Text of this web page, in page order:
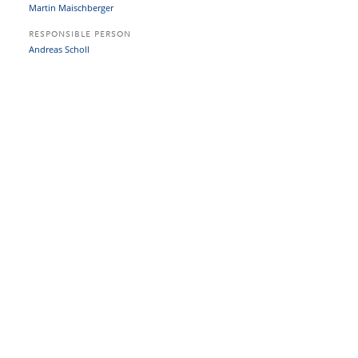
Martin Maischberger
RESPONSIBLE PERSON
Andreas Scholl